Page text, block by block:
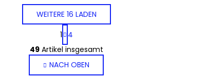
S
t
e
WEITERE 16 LADEN
P
a
g
i
n
1
4
49Artikel insgesamt
NACH OBEN